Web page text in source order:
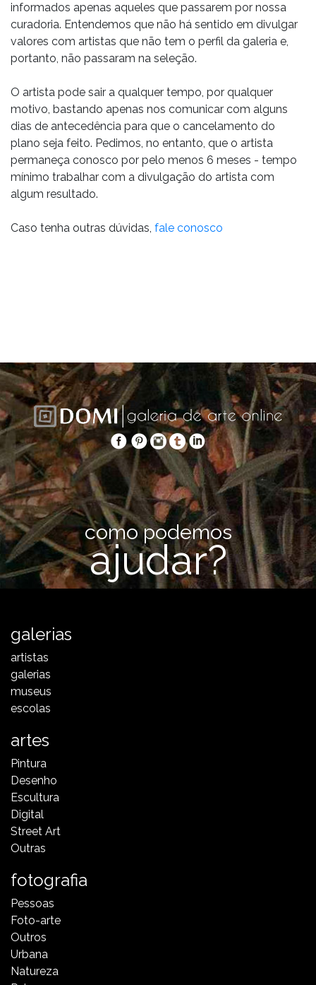
informados apenas aqueles que passarem por nossa
curadoria. Entendemos que não há sentido em divulgar
valores com artistas que não tem o perfil da galeria e,
portanto, não passaram na seleção.
O artista pode sair a qualquer tempo, por qualquer
motivo, bastando apenas nos comunicar com alguns
dias de antecedência para que o cancelamento do
plano seja feito. Pedimos, no entanto, que o artista
permaneça conosco por pelo menos 6 meses - tempo
mínimo trabalhar com a divulgação do artista com
algum resultado.
Caso tenha outras dúvidas, fale conosco
como podemos
ajudar?
galerias
artistas
galerias
museus
escolas
artes
Pintura
Desenho
Escultura
Digital
Street Art
Outras
fotografia
Pessoas
Foto-arte
Outros
Urbana
Natureza